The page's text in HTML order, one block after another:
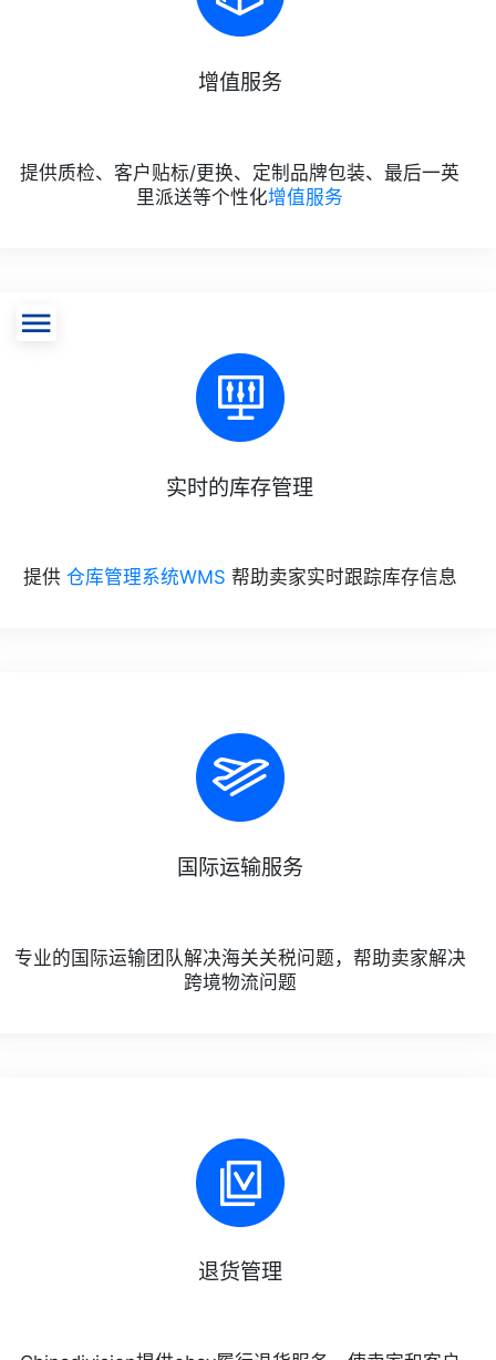
增值服务
提供质检、客户贴标/更换、定制品牌包装、最后一英
里派送等个性化增值服务
实时的库存管理
提供 仓库管理系统WMS 帮助卖家实时跟踪库存信息
国际运输服务
专业的国际运输团队解决海关关税问题，帮助卖家解决
跨境物流问题
退货管理